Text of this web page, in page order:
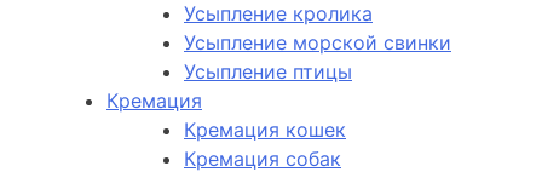
Усыпление кролика
Усыпление морской свинки
Усыпление птицы
Кремация
Кремация кошек
Кремация собак